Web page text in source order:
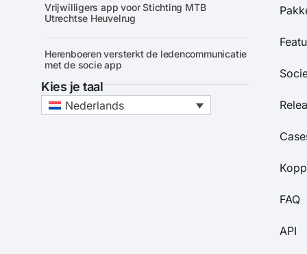
Vrijwilligers app voor Stichting MTB
Utrechtse Heuvelrug
Herenboeren versterkt de ledencommunicatie
met de socie app
Kies je taal
Nederlands
FAQ
API